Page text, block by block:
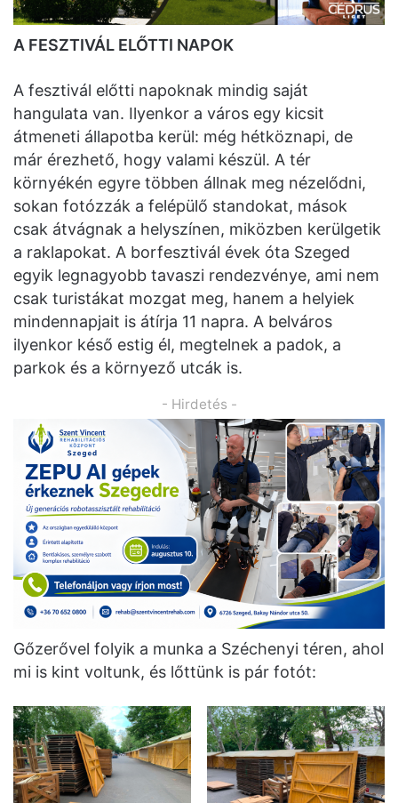
A FESZTIVÁL ELŐTTI NAPOK
A fesztivál előtti napoknak mindig saját
hangulata van. Ilyenkor a város egy kicsit
átmeneti állapotba kerül: még hétköznapi, de
már érezhető, hogy valami készül. A tér
környékén egyre többen állnak meg nézelődni,
sokan fotózzák a felépülő standokat, mások
csak átvágnak a helyszínen, miközben kerülgetik
a raklapokat. A borfesztivál évek óta Szeged
egyik legnagyobb tavaszi rendezvénye, ami nem
csak turistákat mozgat meg, hanem a helyiek
mindennapjait is átírja 11 napra. A belváros
ilyenkor késő estig él, megtelnek a padok, a
parkok és a környező utcák is.
- Hirdetés -
Gőzerővel folyik a munka a Széchenyi téren, ahol
mi is kint voltunk, és lőttünk is pár fotót: